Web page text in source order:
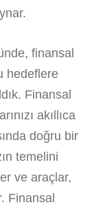
finansal
hedeflere
Finansal
akıllıca
doğru bir
temelini
ve araçlar,
Finansal